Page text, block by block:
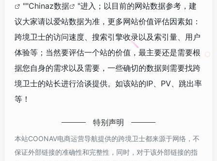
""Chinaz数据
"进入；以目前的网站数据参考，建
议大家请以爱站数据为准，更多网站价值评估因素如：
跨境卫士的访问速度、搜索引擎收录以及索引量、用户
体验等；当然要评估一个站的价值，最主要还是需要根
据您自身的需求以及需要，一些确切的数据则需要找跨
境卫士的站长进行洽谈提供。如该站的IP、PV、跳出率
等！
特别声明
本站COONAV电商运营导航提供的跨境卫士都来源于网络，不
保证外部链接的准确性和完整性，同时，对于该外部链接的指